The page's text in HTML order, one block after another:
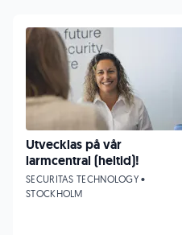
Utvecklas på vår
larmcentral (heltid)!
SECURITAS TECHNOLOGY •
STOCKHOLM